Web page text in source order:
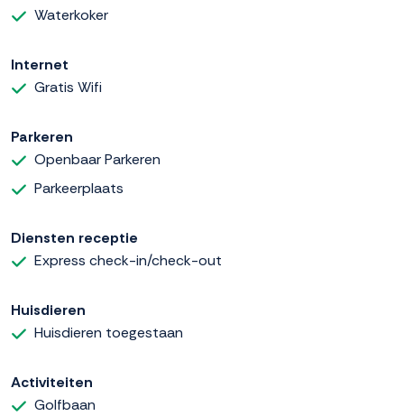
Waterkoker
Internet
Gratis Wifi
Parkeren
Openbaar Parkeren
Parkeerplaats
Diensten receptie
Express check-in/check-out
Huisdieren
Huisdieren toegestaan
Activiteiten
Golfbaan